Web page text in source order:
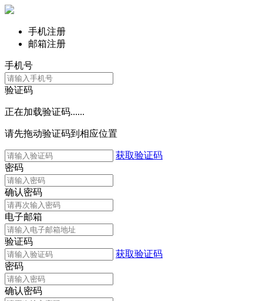
手机注册
邮箱注册
手机号
验证码
正在加载验证码......
请先拖动验证码到相应位置
获取验证码
密码
确认密码
电子邮箱
验证码
获取验证码
密码
确认密码